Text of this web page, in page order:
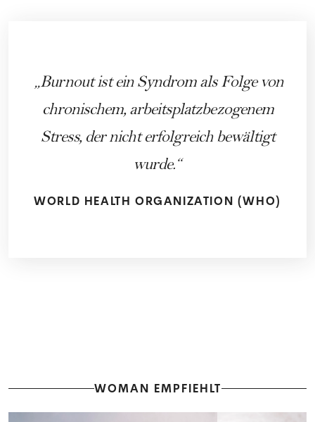
Burnout ist ein Syndrom als Folge von
chronischem, arbeitsplatzbezogenem
Stress, der nicht erfolgreich bewältigt
wurde.
WORLD HEALTH ORGANIZATION (WHO)
WOMAN EMPFIEHLT